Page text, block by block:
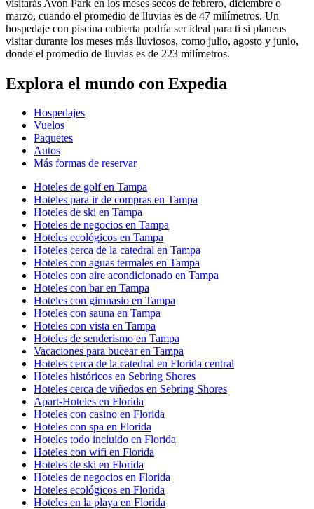
visitarás Avon Park en los meses secos de febrero, diciembre o
marzo, cuando el promedio de lluvias es de 47 milímetros. Un
hospedaje con piscina cubierta podría ser ideal para ti si planeas
visitar durante los meses más lluviosos, como julio, agosto y junio,
donde el promedio de lluvias es de 223 milímetros.
Explora el mundo con Expedia
Hospedajes
Vuelos
Paquetes
Autos
Más formas de reservar
Hoteles de golf en Tampa
Hoteles para ir de compras en Tampa
Hoteles de ski en Tampa
Hoteles de negocios en Tampa
Hoteles ecológicos en Tampa
Hoteles cerca de la catedral en Tampa
Hoteles con aguas termales en Tampa
Hoteles con aire acondicionado en Tampa
Hoteles con bar en Tampa
Hoteles con gimnasio en Tampa
Hoteles con sauna en Tampa
Hoteles con vista en Tampa
Hoteles de senderismo en Tampa
Vacaciones para bucear en Tampa
Hoteles cerca de la catedral en Florida central
Hoteles históricos en Sebring Shores
Hoteles cerca de viñedos en Sebring Shores
Apart-Hoteles en Florida
Hoteles con casino en Florida
Hoteles con spa en Florida
Hoteles todo incluido en Florida
Hoteles con wifi en Florida
Hoteles de ski en Florida
Hoteles de negocios en Florida
Hoteles ecológicos en Florida
Hoteles en la playa en Florida